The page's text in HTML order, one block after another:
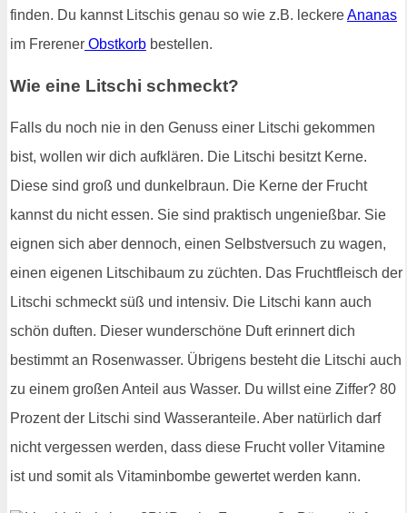
finden. Du kannst Litschis genau so wie z.B. leckereAnanas
im Frerener Obstkorb bestellen.
Wie eine Litschi schmeckt?
Falls du noch nie in den Genuss einer Litschi gekommen
bist, wollen wir dich aufklären. Die Litschi besitzt Kerne.
Diese sind groß und dunkelbraun. Die Kerne der Frucht
kannst du nicht essen. Sie sind praktisch ungenießbar. Sie
eignen sich aber dennoch, einen Selbstversuch zu wagen,
einen eigenen Litschibaum zu züchten. Das Fruchtfleisch der
Litschi schmeckt süß und intensiv. Die Litschi kann auch
schön duften. Dieser wunderschöne Duft erinnert dich
bestimmt an Rosenwasser. Übrigens besteht die Litschi auch
zu einem großen Anteil aus Wasser. Du willst eine Ziffer? 80
Prozent der Litschi sind Wasseranteile. Aber natürlich darf
nicht vergessen werden, dass diese Frucht voller Vitamine
ist und somit als Vitaminbombe gewertet werden kann.